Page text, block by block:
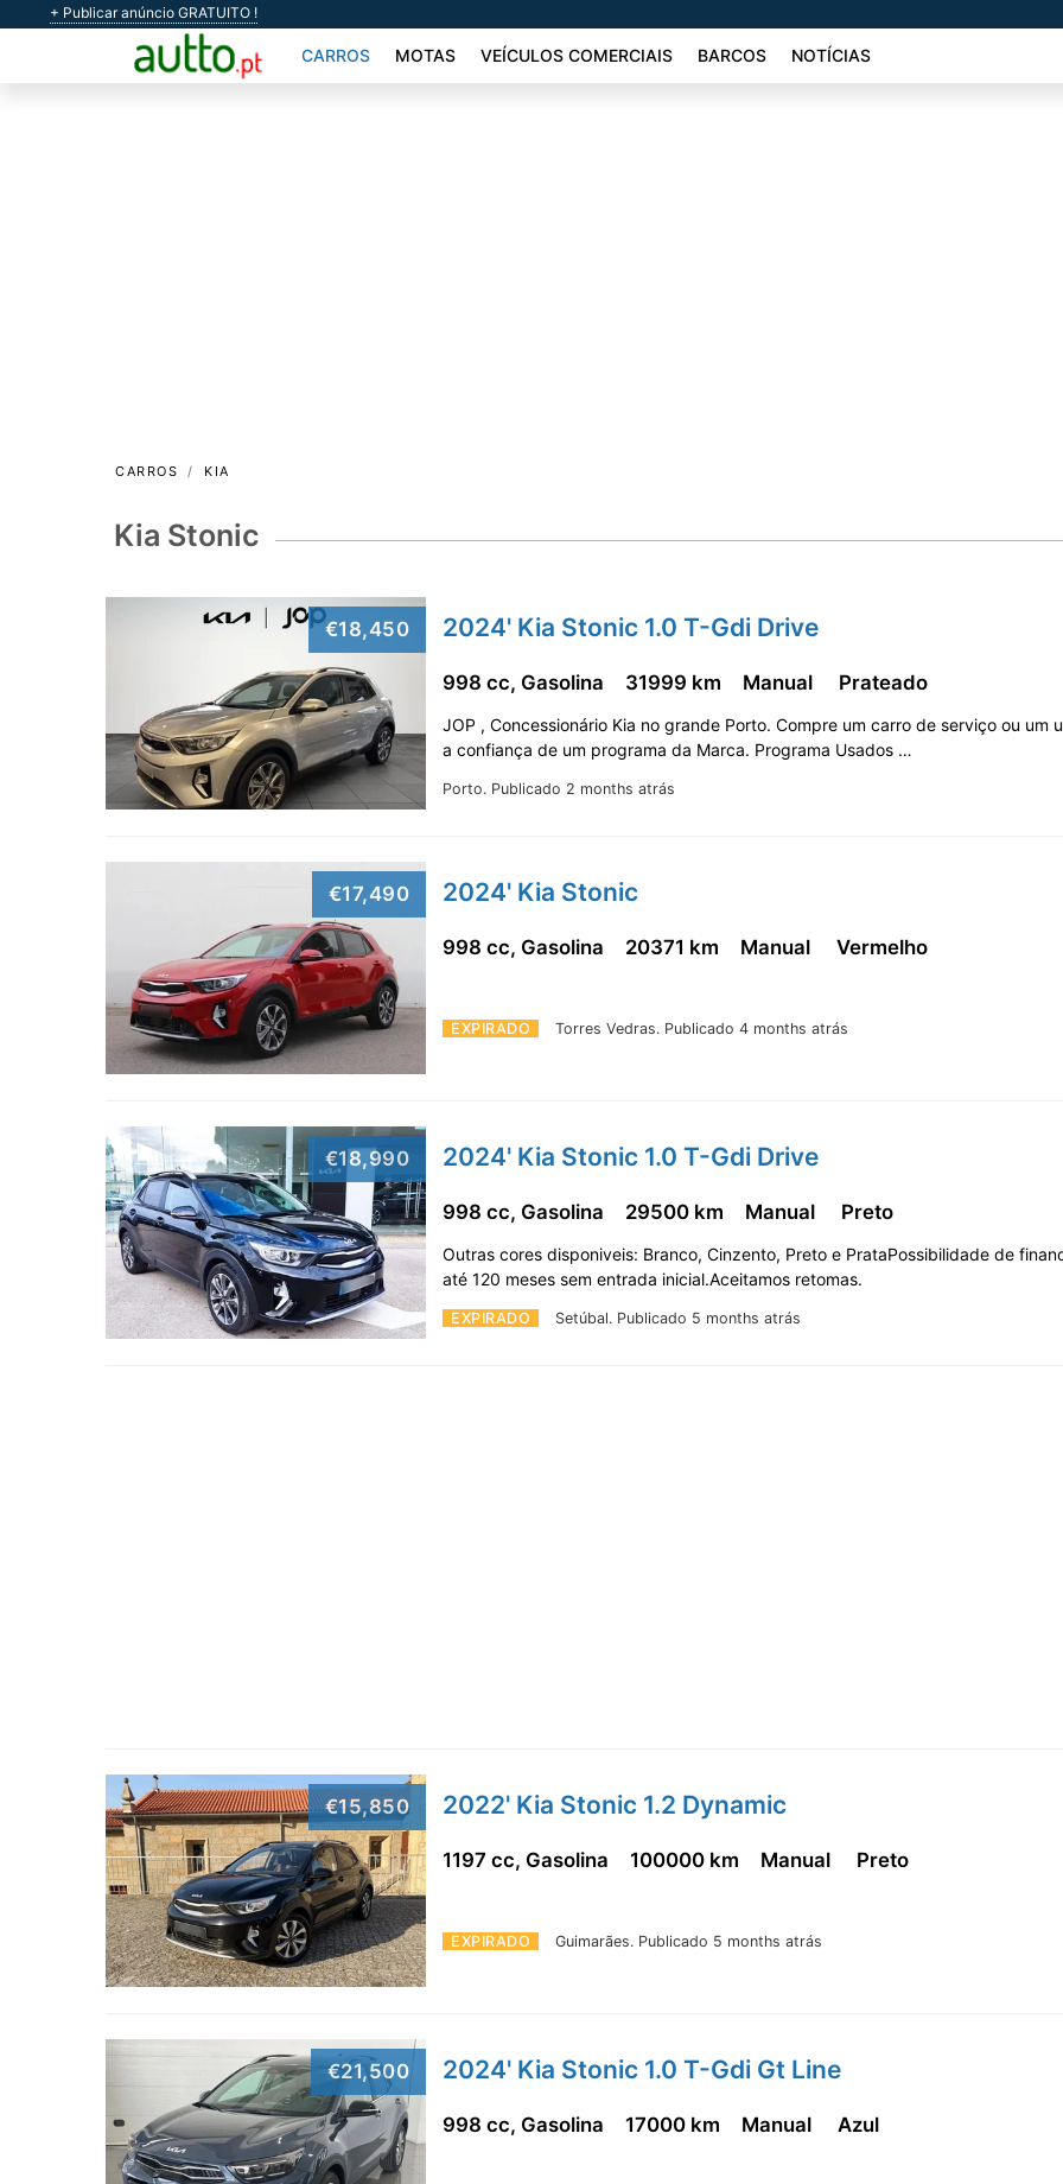
+ Publicar anúncio GRATUITO !
CARROS MOTAS VEÍCULOS COMERCIAIS BARCOS NOTÍCIAS
CARROS KIA
Kia Stonic
€18,450 2024' Kia Stonic 1.0 T-Gdi Drive
Porto. Publicado 2 months atrás
998 cc, Gasolina 31999 km Manual Prateado
JOP , Concessionário Kia no grande Porto. Compre um carro de serviço ou um
a confiança de um programa da Marca. Programa Usados …
€17,490 2024' Kia Stonic
EXPIRADO Torres Vedras. Publicado 4 months atrás
998 cc, Gasolina 20371 km Manual Vermelho
€18,990 2024' Kia Stonic 1.0 T-Gdi Drive
EXPIRADO Setúbal. Publicado 5 months atrás
998 cc, Gasolina 29500 km Manual Preto
Outras cores disponiveis: Branco, Cinzento, Preto e PrataPossibilidade de
até 120 meses sem entrada inicial.Aceitamos retomas.
€15,850 2022' Kia Stonic 1.2 Dynamic
EXPIRADO Guimarães. Publicado 5 months atrás
1197 cc, Gasolina 100000 km Manual Preto
€21,500 2024' Kia Stonic 1.0 T-Gdi Gt Line
998 cc, Gasolina 17000 km Manual Azul